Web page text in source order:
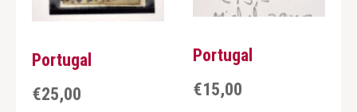
Portugal
€25,00
Portugal
€15,00